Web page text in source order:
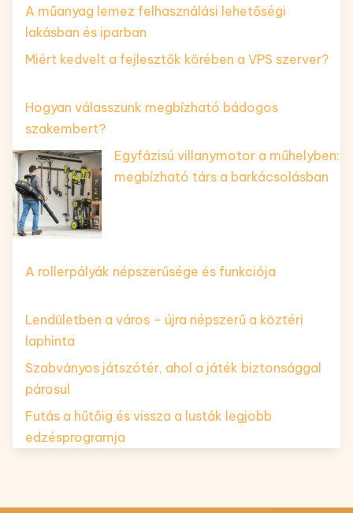
A műanyag lemez felhasználási lehetőségi
lakásban és iparban
Miért kedvelt a fejlesztők körében a VPS szerver?
Hogyan válasszunk megbízható bádogos
szakembert?
Egyfázisú villanymotor a műhelyben:
megbízható társ a barkácsolásban
A rollerpályák népszerűsége és funkciója
Lendületben a város – újra népszerű a köztéri
laphinta
Szabványos játszótér, ahol a játék biztonsággal
párosul
Futás a hűtőig és vissza a lusták legjobb
edzésprogramja